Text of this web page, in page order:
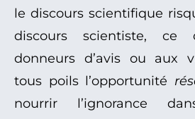
le discours scientifique
discours scientiste, ce
donneurs d’avis ou aux
tous poils l’opportunité
nourrir l’ignorance